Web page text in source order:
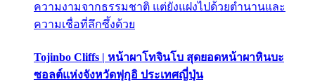
ความงามจากธรรมชาติ แต่ยังแฝงไปด้วยตำนานและ
ความเชื่อที่ลึกซึ้งด้วย
Tojinbo Cliffs | หน้าผาโทจินโบ สุดยอดหน้าผาหินบะ
ซอลต์แห่งจังหวัดฟุกุอิ ประเทศญี่ปุ่น